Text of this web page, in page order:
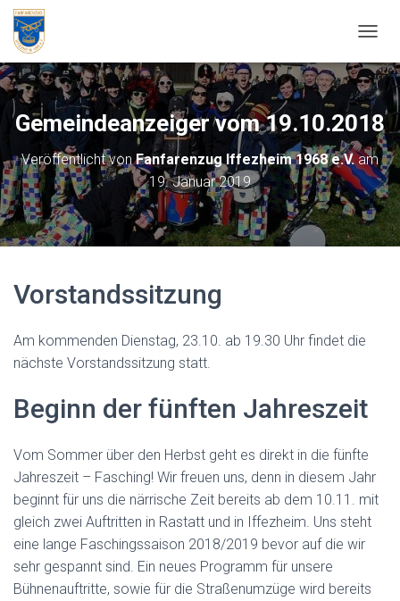
Gemeindeanzeiger vom 19.10.2018
Veröffentlicht vonFanfarenzug Iffezheim 1968 e.V.am
19. Januar 2019
Vorstandssitzung
Am kommenden Dienstag, 23.10. ab 19.30 Uhr findet die
nächste Vorstandssitzung statt.
Beginn der fünften Jahreszeit
Vom Sommer über den Herbst geht es direkt in die fünfte
Jahreszeit – Fasching! Wir freuen uns, denn in diesem Jahr
beginnt für uns die närrische Zeit bereits ab dem 10.11. mit
gleich zwei Auftritten in Rastatt und in Iffezheim. Uns steht
eine lange Faschingssaison 2018/2019 bevor auf die wir
sehr gespannt sind. Ein neues Programm für unsere
Bühnenauftritte, sowie für die Straßenumzüge wird bereits